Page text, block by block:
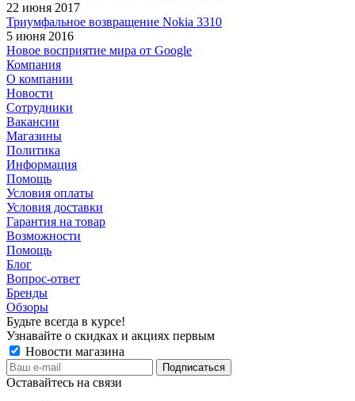
22 июня 2017
Триумфальное возвращение Nokia 3310
5 июня 2016
Новое восприятие мира от Google
Компания
О компании
Новости
Сотрудники
Вакансии
Магазины
Политика
Информация
Помощь
Условия оплаты
Условия доставки
Гарантия на товар
Возможности
Помощь
Блог
Вопрос-ответ
Бренды
Обзоры
Будьте всегда в курсе!
Узнавайте о скидках и акциях первым
Новости магазина
Оставайтесь на связи